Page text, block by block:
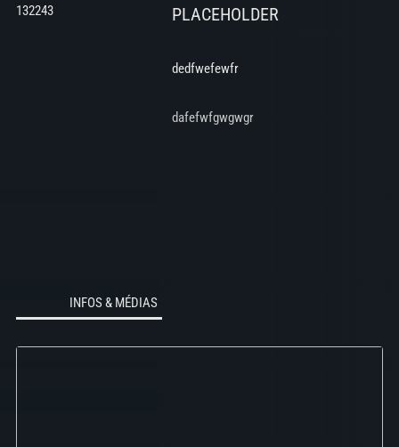
132243 PLACEHOLDER
dedfwefewfr
dafefwfgwgwgr
INFOS & MÉDIAS